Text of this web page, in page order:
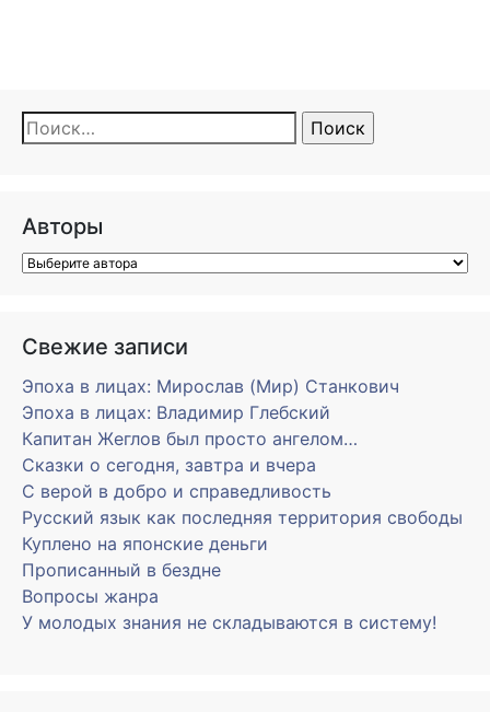
Найти:
Авторы
Свежие записи
Эпоха в лицах: Мирослав (Мир) Станкович
Эпоха в лицах: Владимир Глебский
Капитан Жеглов был просто ангелом…
Сказки о сегодня, завтра и вчера
С верой в добро и справедливость
Русский язык как последняя территория свободы
Куплено на японские деньги
Прописанный в бездне
Вопросы жанра
У молодых знания не складываются в систему!